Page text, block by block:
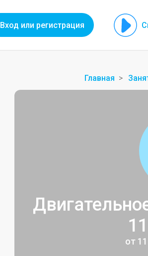
Вход или регистрация
Главная
от